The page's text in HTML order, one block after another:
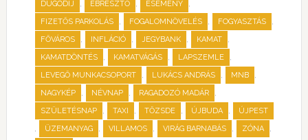
DUGÓDÍJ , ÉBRESZTŐ , ESEMÉNY ,
FIZETŐS PARKOLÁS , FOGALOMNÖVELÉS , FOGYASZTÁS ,
FŐVÁROS , INFLÁCIÓ , JEGYBANK , KAMAT ,
KAMATDÖNTÉS , KAMATVÁGÁS , LAPSZEMLE ,
LEVEGŐ MUNKACSOPORT , LUKÁCS ANDRÁS , MNB ,
NAGYKÉP , NÉVNAP , RAGADOZÓ MADÁR ,
SZÜLETÉSNAP , TAXI , TŐZSDE , ÚJBUDA , ÚJPEST
, ÜZEMANYAG , VILLAMOS , VIRÁG BARNABÁS , ZÓNA ,